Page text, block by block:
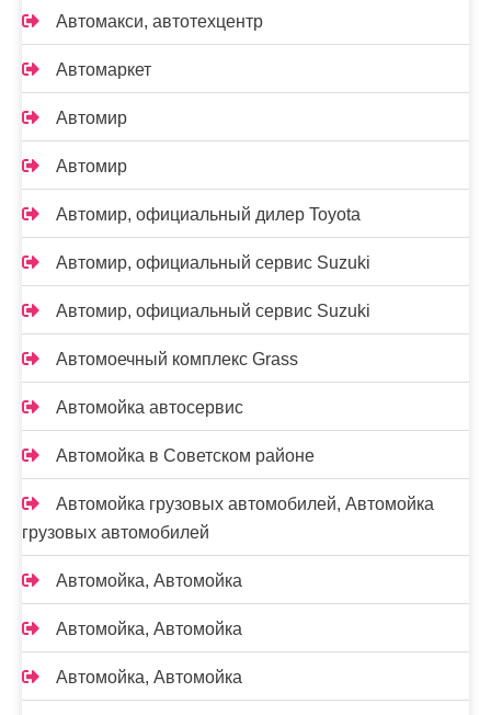
Автомакси, автотехцентр
Автомаркет
Автомир
Автомир
Автомир, официальный дилер Toyota
Автомир, официальный сервис Suzuki
Автомир, официальный сервис Suzuki
Автомоечный комплекс Grass
Автомойка автосервис
Автомойка в Советском районе
Автомойка грузовых автомобилей, Автомойка
грузовых автомобилей
Автомойка, Автомойка
Автомойка, Автомойка
Автомойка, Автомойка